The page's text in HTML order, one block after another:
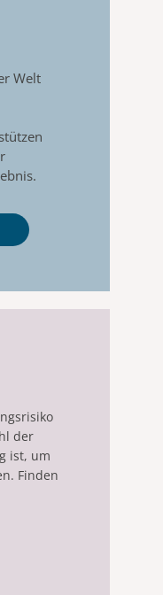
Welt
der
ist, um
Finden